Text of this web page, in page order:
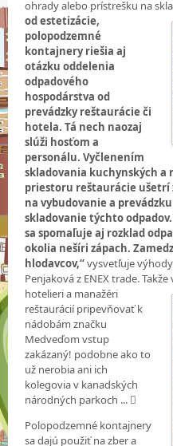
ohrady alebo prístrešku na
od estetizácie,
polopodzemné
kontajnery riešia aj
otázku oddelenia
odpadového
hospodárstva od
prevádzky reštaurácie či
hotela. Tá nech naozaj
slúži hosťom a
personálu. Vyčlenením
skladovania kuchynských a
priestoru reštaurácie
na vybudovanie a
skladovanie týchto
sa spomaľuje aj rozklad
okolia nešíri zápach.
hlodavcov,“vysvetľuje
Penjaková z ENEX trade.
hotelieri a manažéri
reštaurácií pripevňovať k
nádobám značku
Medveďom vstup
zakázaný! podobne ako to
už nerobia ani ich
kolegovia v kanadských
národných parkoch ... 
Polopodzemné kontajnery
sa dajú použiť na zber a